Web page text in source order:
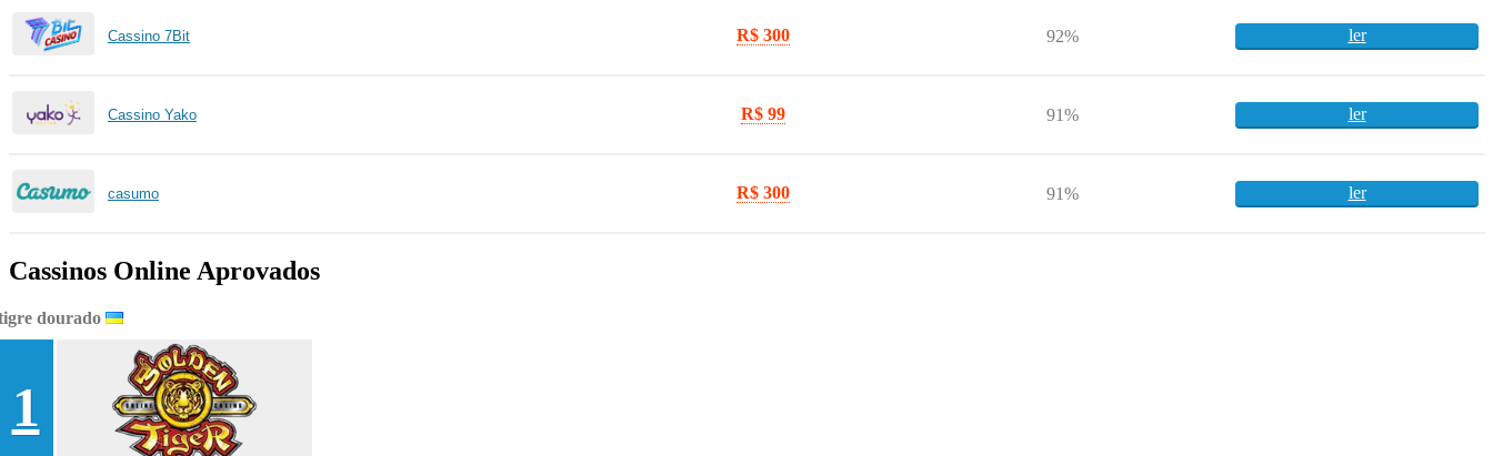
Cassino 7Bit R$ 300 92% ler
Cassino Yako R$ 99 91% ler
casumo R$ 300 91% ler
Cassinos Online Aprovados
dourado
1